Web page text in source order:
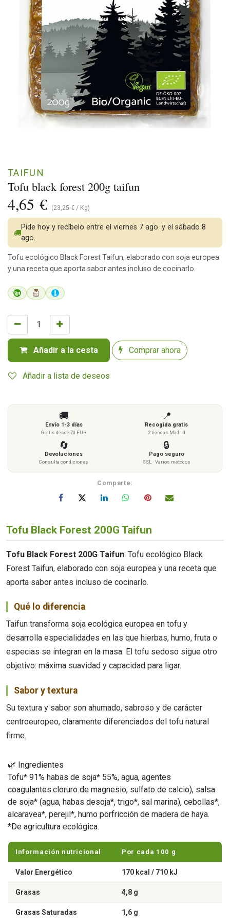
Tofu black forest 200g taifun
TAIFUN
4,65 € (23,25 € / Kg)
Añadir a la cesta Comprar ahora
Añadir a lista de deseos
Pide hoy y recíbelo entre el viernes 7 ago. y el sábado 8
ago.
Tofu ecológico Black Forest Taifun, elaborado con soja europea
y una receta que aporta sabor antes incluso de cocinarlo.
🚚
Envío 1-3 días
Gratis desde 70 EUR
📍
Recogida gratis
2 tiendas Madrid
🔄
Devoluciones
Consulta condiciones
🔒
Pago seguro
SSL · Varios métodos
Comparte:
Tofu Black Forest 200G Taifun
Tofu Black Forest 200G Taifun: Tofu ecológico Black
Forest Taifun, elaborado con soja europea y una receta que
aporta sabor antes incluso de cocinarlo.
Qué lo diferencia
Taifun transforma soja ecológica europea en tofu y
desarrolla especialidades en las que hierbas, humo, fruta o
especias se integran en la masa. El tofu sedoso sigue otro
objetivo: máxima suavidad y capacidad para ligar.
Sabor y textura
Su textura y sabor son ahumado, sabroso y de carácter
centroeuropeo, claramente diferenciados del tofu natural
firme.
🌿 Ingredientes
Tofu* 91% habas de soja* 55%, agua, agentes
coagulantes:cloruro de magnesio, sulfato de calcio), salsa
de soja* (agua, habas desoja*, trigo*, sal marina), cebollas*,
alcaravea*, perejil*, humo porfricción de madera de haya.
*De agricultura ecológica.
Información nutricional Por cada 100 g
Valor Energético 170 kcal / 710 kJ
Grasas 4,8 g
Grasas Saturadas 1,6 g